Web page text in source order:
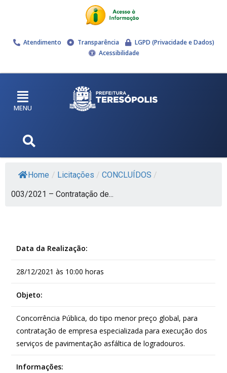
Atendimento Transparência
LGPD (Privacidade e Dados)
Acessibilidade
MENU
Home / Licitações / CONCLUÍDOS /
003/2021 – Contratação de...
Data da Realização:
28/12/2021 às 10:00 horas
Objeto:
Concorrência Pública, do tipo menor preço global, para
contratação de empresa especializada para execução dos
serviços de pavimentação asfáltica de logradouros.
Informações: